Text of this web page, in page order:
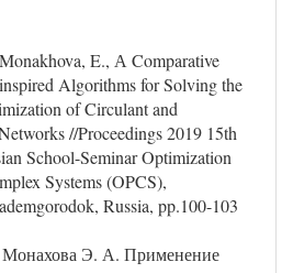
E., А Comparative
Algorithms for Solving the
of Circulant and
//Proceedings 2019 15th
School-Seminar Optimization
Systems (OPCS),
Russia, pp.100-103
Э. А. Применение